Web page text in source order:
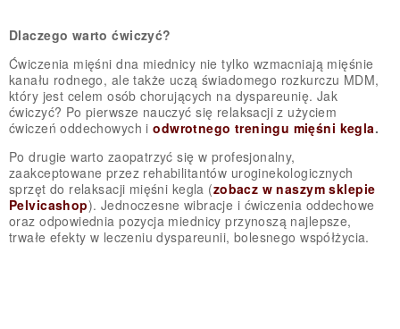
Dlaczego warto ćwiczyć?
Ćwiczenia mięśni dna miednicy nie tylko wzmacniają mięśnie
kanału rodnego, ale także uczą świadomego rozkurczu MDM,
który jest celem osób chorujących na dyspareunię. Jak
ćwiczyć? Po pierwsze nauczyć się relaksacji z użyciem
ćwiczeń oddechowych iodwrotnego treningu mięśni kegla.
Po drugie warto zaopatrzyć się w profesjonalny,
zaakceptowane przez rehabilitantów uroginekologicznych
sprzęt do relaksacji mięśni kegla (zobacz w naszym sklepie
Pelvicashop). Jednoczesne wibracje i ćwiczenia oddechowe
oraz odpowiednia pozycja miednicy przynoszą najlepsze,
trwałe efekty w leczeniu dyspareunii, bolesnego współżycia.